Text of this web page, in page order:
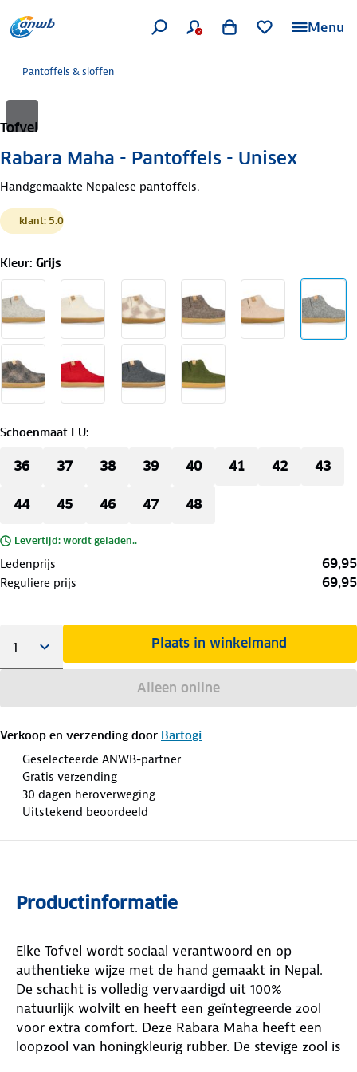
Menu
Pantoffels & sloffen
Tofvel
Rabara Maha - Pantoffels - Unisex
Handgemaakte Nepalese pantoffels.
klant: 5.0
Kleur: Grijs
Schoenmaat EU:
36 37 38 39 40 41 42 43
44 45 46 47 48
Levertijd: wordt geladen..
Ledenprijs 69,95
Reguliere prijs 69,95
Plaats in winkelmand
Alleen online
Verkoop en verzending door Bartogi
Geselecteerde ANWB-partner
Gratis verzending
30 dagen heroverweging
Uitstekend beoordeeld
Productinformatie
Elke Tofvel wordt sociaal verantwoord en op
authentieke wijze met de hand gemaakt in Nepal.
De schacht is volledig vervaardigd uit 100%
natuurlijk wolvilt en heeft een geïntegreerde zool
voor extra comfort. Deze Rabara Maha heeft een
loopzool van honingkleurig rubber. De stevige zool is